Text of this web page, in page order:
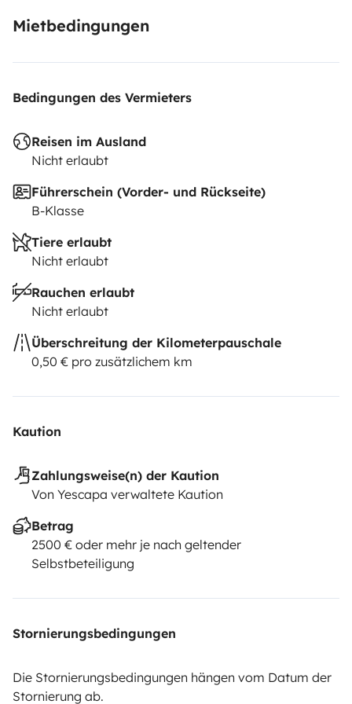
Mietbedingungen
Bedingungen des Vermieters
Reisen im Ausland
Nicht erlaubt
Führerschein (Vorder- und Rückseite)
B-Klasse
Tiere erlaubt
Nicht erlaubt
Rauchen erlaubt
Nicht erlaubt
Überschreitung der Kilometerpauschale
0,50 € pro zusätzlichem km
Kaution
Zahlungsweise(n) der Kaution
Von Yescapa verwaltete Kaution
Betrag
2500 € oder mehr je nach geltender
Selbstbeteiligung
Stornierungsbedingungen
Die Stornierungsbedingungen hängen vom Datum der
Stornierung ab.